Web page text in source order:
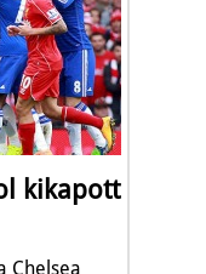
kikapott
Chelsea